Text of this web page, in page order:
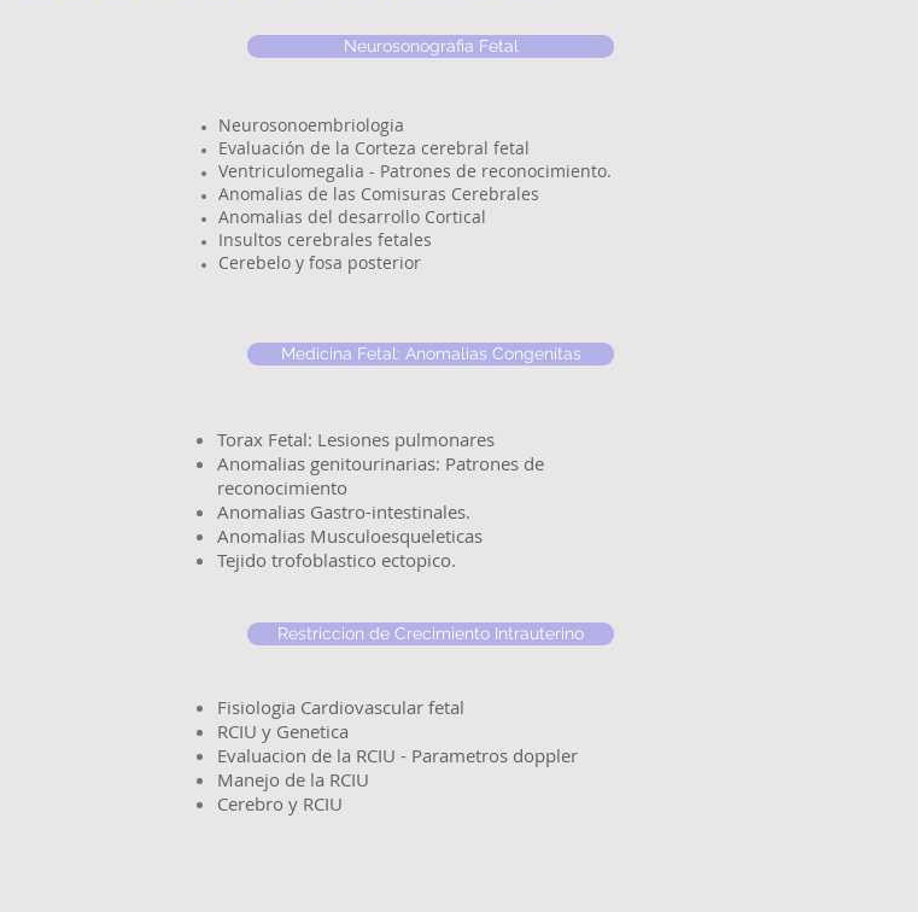
Neurosonografia Fetal
Neurosonoembriologia
Evaluación de la Corteza cerebral fetal
Ventriculomegalia - Patrones de reconocimiento.
Anomalias de las Comisuras Cerebrales
Anomalias del desarrollo Cortical
Insultos cerebrales fetales
Cerebelo y fosa posterior
Medicina Fetal: Anomalias Congenitas
Torax Fetal: Lesiones pulmonares
Anomalias genitourinarias: Patrones de
reconocimiento
Anomalias Gastro-intestinales.
Anomalias Musculoesqueleticas
Tejido trofoblastico ectopico.
Restriccion de Crecimiento Intrauterino
Fisiologia Cardiovascular fetal
RCIU y Genetica
Evaluacion de la RCIU - Parametros doppler
Manejo de la RCIU
Cerebro y RCIU